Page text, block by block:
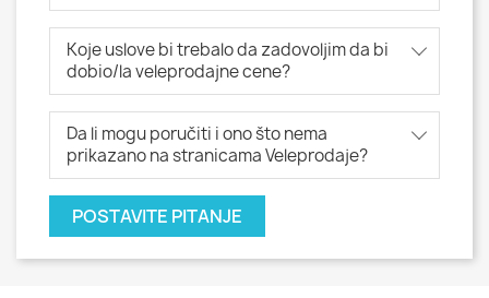
Koje uslove bi trebalo da zadovoljim da bi
dobio/la veleprodajne cene?
Da li mogu poručiti i ono što nema
prikazano na stranicama Veleprodaje?
POSTAVITE PITANJE